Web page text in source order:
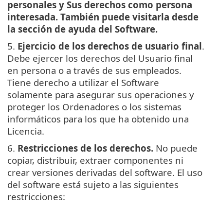
personales y Sus derechos como persona
interesada. También puede visitarla desde
la sección de ayuda del Software.
5. Ejercicio de los derechos de usuario final.
Debe ejercer los derechos del Usuario final
en persona o a través de sus empleados.
Tiene derecho a utilizar el Software
solamente para asegurar sus operaciones y
proteger los Ordenadores o los sistemas
informáticos para los que ha obtenido una
Licencia.
6. Restricciones de los derechos. No puede
copiar, distribuir, extraer componentes ni
crear versiones derivadas del software. El uso
del software está sujeto a las siguientes
restricciones: